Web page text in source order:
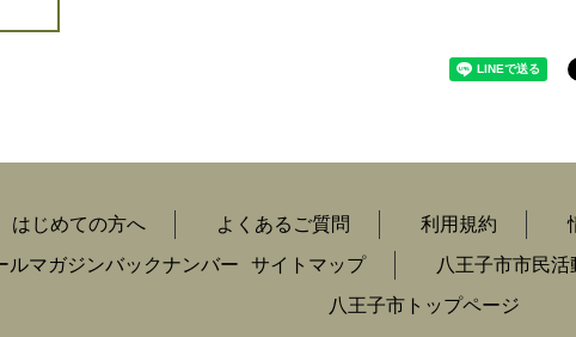
はじめての方へ よくあるご質問 利用規約
ルマガジンバックナンバー
サイトマップ
八王子市市民
八王子市トップページ